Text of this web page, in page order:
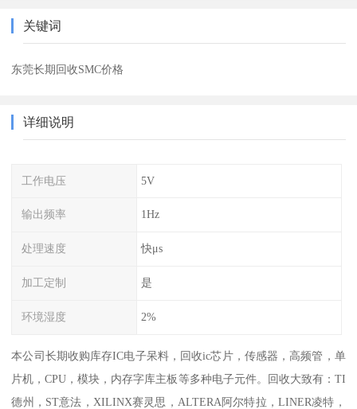
关键词
东莞长期回收SMC价格
详细说明
工作电压 5V
输出频率 1Hz
处理速度 快μs
加工定制 是
环境湿度 2%
本公司长期收购库存IC电子呆料，回收ic芯片，传感器，高频管，单
片机，CPU，模块，内存字库主板等多种电子元件。回收大致有：TI
德州，ST意法，XILINX赛灵思，ALTERA阿尔特拉，LINER凌特，